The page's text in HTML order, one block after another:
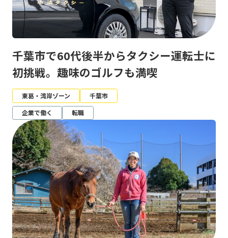
千葉市で60代後半からタクシー運転士に
初挑戦。趣味のゴルフも満喫
東葛・湾岸ゾーン
千葉市
企業で働く
転職